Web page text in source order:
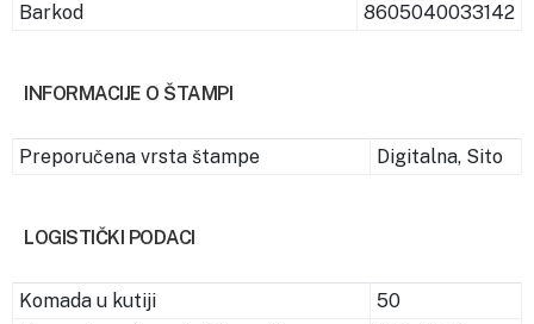
Barkod
8605040033142
INFORMACIJE O ŠTAMPI
Preporučena vrsta štampe Digitalna, Sito
LOGISTIČKI PODACI
Komada u kutiji
50